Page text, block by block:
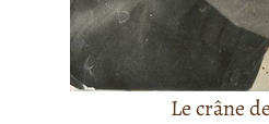
Le crâne